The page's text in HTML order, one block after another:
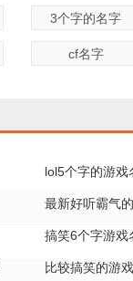
3个字的名字
cf名字
lol5个字的游
全
最新好听霸气
搞笑6个字游戏
比较搞笑的游